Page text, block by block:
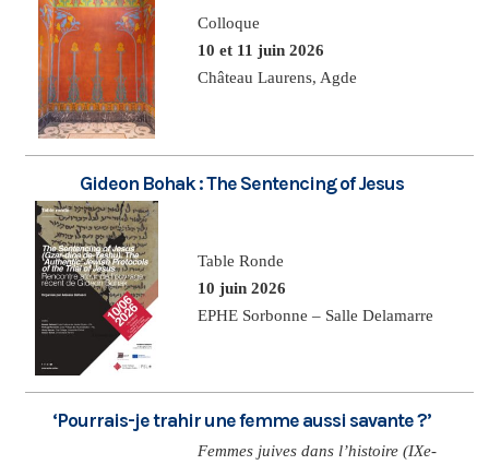
Colloque
10 et 11 juin 2026
Château Laurens, Agde
Gideon Bohak : The Sentencing of Jesus
Table Ronde
10 juin 2026
EPHE Sorbonne – Salle Delamarre
‘Pourrais-je trahir une femme aussi savante ?’
Femmes juives dans l’histoire (IXe-